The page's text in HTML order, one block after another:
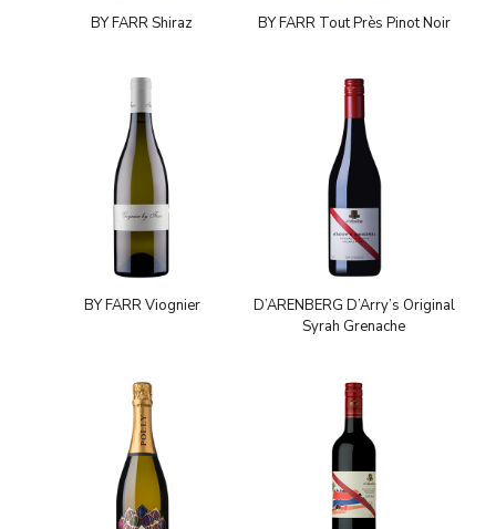
BY FARR Shiraz BY FARR Tout Près Pinot Noir
BY FARR Viognier
D’ARENBERG D’Arry’s Original
Syrah Grenache